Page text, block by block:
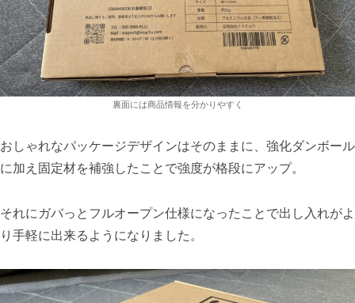
裏面には商品情報を分かりやすく
おしゃれなパッケージデザインはそのままに、強化ダンボール
に加え固定材を補強したことで強度が格段にアップ。
それにガバっとフルオープン仕様になったことで出し入れがよ
り手軽に出来るようになりました。